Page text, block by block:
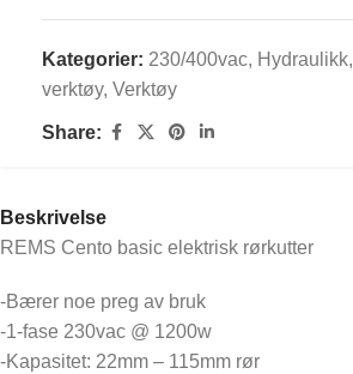
Kategorier: 230/400vac, Hydraulikk,
verktøy, Verktøy
Share:
Beskrivelse
REMS Cento basic elektrisk rørkutter
-Bærer noe preg av bruk
-1-fase 230vac @ 1200w
-Kapasitet: 22mm – 115mm rør